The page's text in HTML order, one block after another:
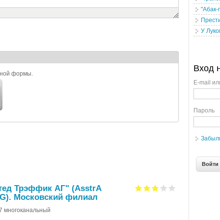
формы.
Трэффик АГ" (AsstrA
Московский филиал
многоканальный
"Абак-
У
Вход
E-mail
Пароль